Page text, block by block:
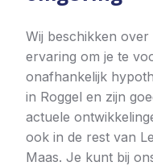
Wij beschikken
ervaring om je te
onafhankelijk
in Roggel en zijn
actuele
ook in de rest van
Maas. Je kunt bij